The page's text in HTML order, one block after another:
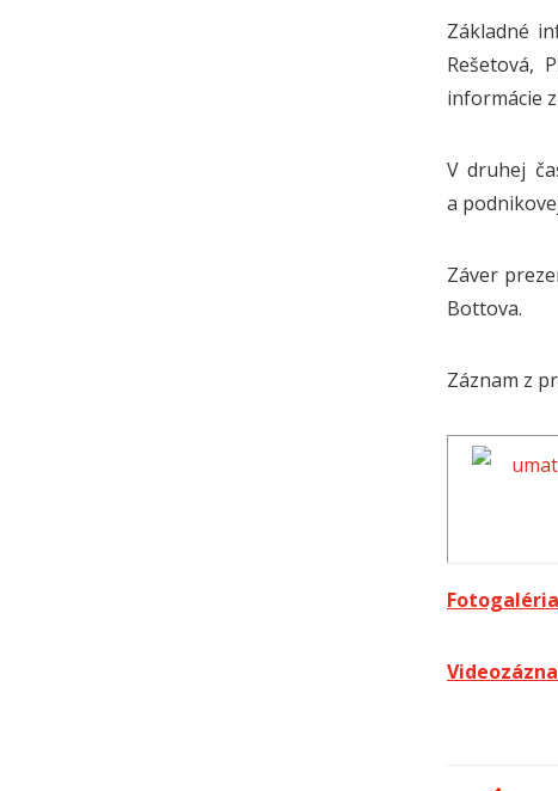
Základné
Rešetová,
informácie
V druhej
a
Záver
Bottova.
Záznam z
Fotogaléria